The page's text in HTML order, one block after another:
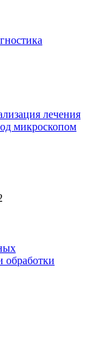
лечения
микроскопом